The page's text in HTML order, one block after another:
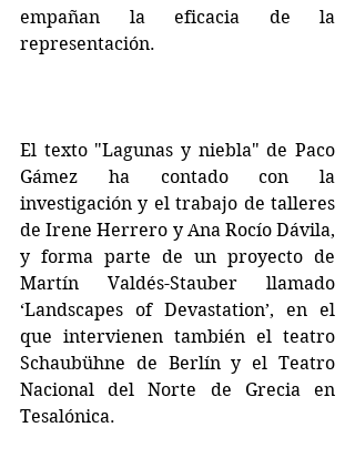
empañan la eficacia de la
representación.
El texto "Lagunas y niebla" de Paco
Gámez ha contado con la
investigación y el trabajo de talleres
de Irene Herrero y Ana Rocío Dávila,
y forma parte de un proyecto
Martín Valdés-Stauber llamado
‘Landscapes of Devastation’, en el
que intervienen también el teatro
Schaubühne de Berlín y el Teatro
Nacional del Norte de Grecia en
Tesalónica.